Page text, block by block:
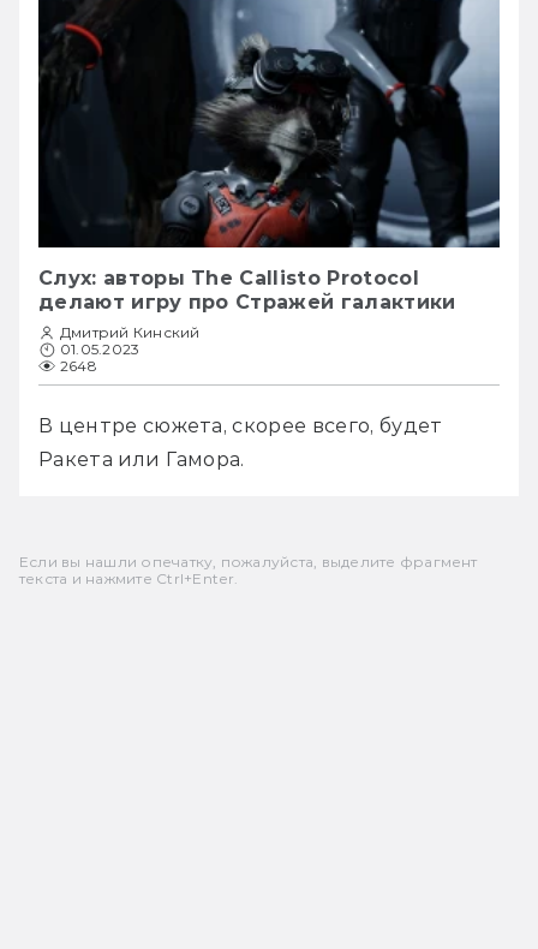
Слух: авторы The Callisto Protocol
делают игру про Стражей галактики
Дмитрий Кинский
01.05.2023
2648
В центре сюжета, скорее всего, будет
Ракета или Гамора.
Если вы нашли опечатку, пожалуйста, выделите фрагмент
текста и нажмите Ctrl+Enter.